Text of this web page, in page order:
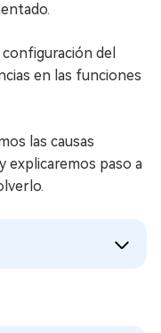
del
en las funciones
las causas
explicaremos paso a